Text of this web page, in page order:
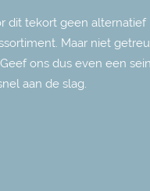
dit tekort geen alternatief
Maar niet
ons dus even een
aan de slag.